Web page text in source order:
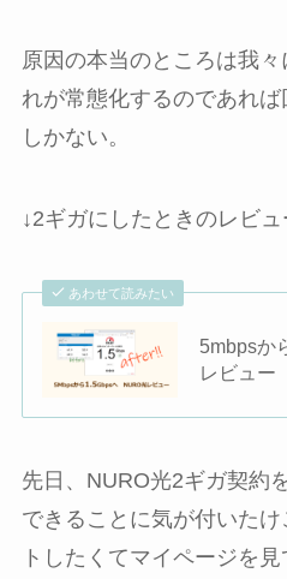
原因の本当のところは我
れが常態化するのであれ
しかない。
↓2ギガにしたときのレビ
あわせて読みたい
5mbpsか
レビュー
先日、NURO光2ギガ契約
できることに気が付いた
トしたくてマイページを